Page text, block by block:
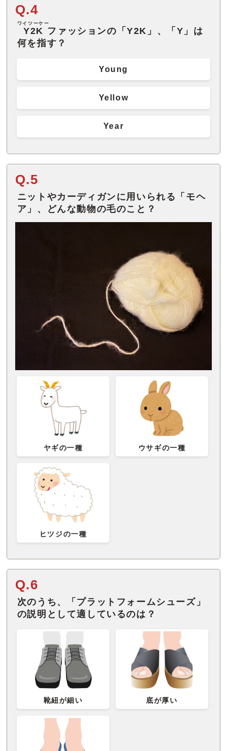
Q.4
Y2K
ワイツーケー
ファッションの「Y2K」、「Y」は
何を指す？
Young
Yellow
Year
Q.5
ニットやカーディガンに用いられる「モヘ
ア」、どんな動物の毛のこと？
ヤギの一種 ウサギの一種
ヒツジの一種
Q.6
次のうち、「プラットフォームシューズ」
の説明として適しているのは？
靴紐が細い 底が厚い